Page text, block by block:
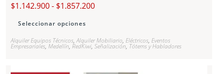
$1.142.900 - $1.857.200
Seleccionar opciones
Alquiler Equipos Técnicos,Alquiler Mobiliario,Eléctricos,Eventos
Empresariales,Medellín,RedKiwi,Señalización, Tótems y Habladores